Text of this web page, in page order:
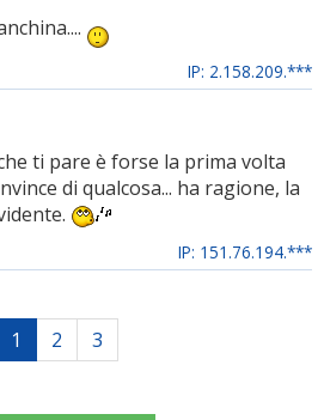
IP: 2.158.209.***
ti pare è forse la prima volta
di qualcosa... ha ragione, la
IP: 151.76.194.***
1 2 3